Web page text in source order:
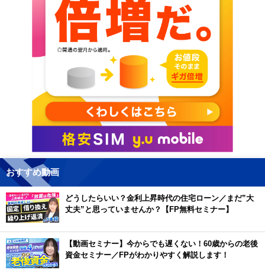
おすすめ動画
どうしたらいい？金利上昇時代の住宅ローン／まだ”大
丈夫”と思っていませんか？【FP無料セミナー】
【動画セミナー】今からでも遅くない！60歳からの老後
資金セミナー／FPがわかりやすく解説します！